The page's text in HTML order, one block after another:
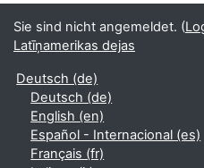
Sie sind nicht angemeldet. (
Latīņamerikas dejas
Deutsch ‎(de)‎
Deutsch ‎(de)‎
English ‎(en)‎
Español - Internacional ‎(es)‎
Français ‎(fr)‎